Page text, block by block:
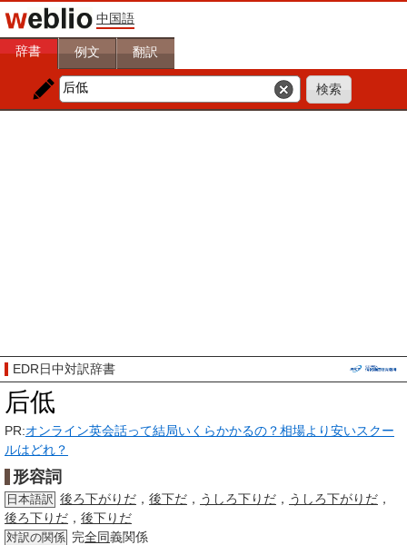
中国語
辞書 例文 翻訳
EDR日中対訳辞書
后低
PR:オンライン英会話って結局いくらかかるの？相場より安いスクー
ルはどれ？
形容詞
日本語訳 後ろ下がりだ ， 後下だ ， うしろ下りだ ， うしろ下がりだ ，
後ろ下りだ ， 後下りだ
対訳の関係 完全同義関係